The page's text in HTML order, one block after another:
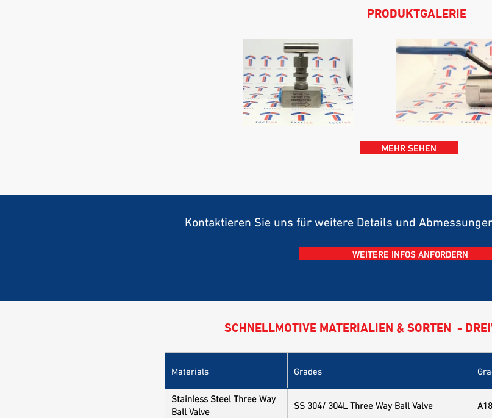
PRODUKTGALERIE
MEHR SEHEN
Kontaktieren Sie uns für weitere Details und
WEITERE INFOS ANFORDERN
SCHNELLMOTIVE MATERIALIEN & SORTEN -
Materials Grades
Stainless Steel Three Way
Ball Valve
SS 304/ 304L Three Way Ball Valve